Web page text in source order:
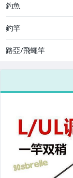
手機、配件與通訊
美容保養與彩妝
電腦、平板與周邊
汽機車精品百貨
居家、家具與園藝
玩具、模型與公仔
釣魚
釣竿
路亞/飛蠅竿